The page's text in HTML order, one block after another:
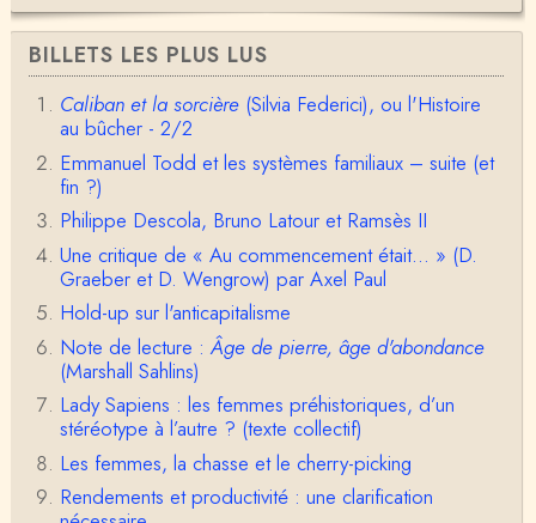
anne hebrard
Bonjour, peut-on trouver maintenant le manuscrit d'Al
ain Testart de 2009, souvent cité ?
Claude Julien
Bonjour Monsieur,Récent abonné à votre blog, je vi
ens de lire votre dernière publication, qui m’a be…
Anonymous
1° Le message subliminal est celui-ci: il y a un sché
ma évolutif des sociétés, avec des stades infér…
Olivier Anselm
Une nouvelle fois, cher Christophe Darmangeat, m
erci pour l'intelligence et le sens salutaire de…
Christophe Darmangeat
Déjà, je ne vois pas pourquoi le pénis compterait
moins que la peau ! ;-)Ensuite, je ne vois pas no…
Damian
BILLETS LES PLUS LUS
Caliban et la sorcière(Silvia Federici), ou l'Histoire
au bûcher - 2/2
Emmanuel Todd et les systèmes familiaux – suite (et
fin ?)
Philippe Descola, Bruno Latour et Ramsès II
Une critique de « Au commencement était... » (D.
Graeber et D. Wengrow) par Axel Paul
Hold-up sur l'anticapitalisme
Note de lecture :Âge de pierre, âge d'abondance
(Marshall Sahlins)
Lady Sapiens : les femmes préhistoriques, d’un
stéréotype à l’autre ? (texte collectif)
Les femmes, la chasse et le cherry-picking
Rendements et productivité : une clarification